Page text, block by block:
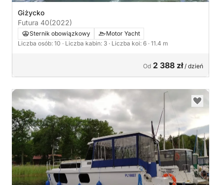
Giżycko
Futura 40(2022)
Sternik obowiązkowy
Motor Yacht
Liczba osób: 10 · Liczba kabin: 3 · Liczba koi: 6 · 11.4 m
Od 2 388 zł/ dzień